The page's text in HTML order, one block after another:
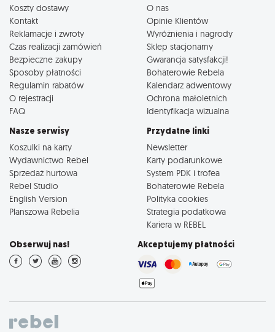
Koszty dostawy
Kontakt
Reklamacje i zwroty
Czas realizacji zamówień
Bezpieczne zakupy
Sposoby płatności
Regulamin rabatów
O rejestracji
FAQ
O nas
Opinie Klientów
Wyróżnienia i nagrody
Sklep stacjonarny
Gwarancja satysfakcji!
Bohaterowie Rebela
Kalendarz adwentowy
Ochrona małoletnich
Identyfikacja wizualna
Nasze serwisy
Koszulki na karty
Wydawnictwo Rebel
Sprzedaż hurtowa
Rebel Studio
English Version
Planszowa Rebelia
Przydatne linki
Newsletter
Karty podarunkowe
System PDK i trofea
Bohaterowie Rebela
Polityka cookies
Strategia podatkowa
Kariera w REBEL
Obserwuj nas! Akceptujemy płatności